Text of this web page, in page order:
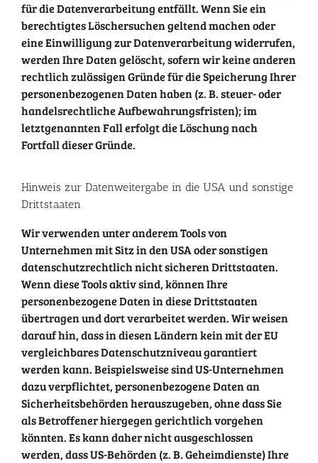
für die Datenverarbeitung entfällt. Wenn Sie ein
berechtigtes Löschersuchen geltend machen oder
eine Einwilligung zur Datenverarbeitung widerrufen,
werden Ihre Daten gelöscht, sofern wir keine anderen
rechtlich zulässigen Gründe für die Speicherung Ihrer
personenbezogenen Daten haben (z. B. steuer- oder
handelsrechtliche Aufbewahrungsfristen); im
letztgenannten Fall erfolgt die Löschung nach
Fortfall dieser Gründe.
Hinweis zur Datenweitergabe in die USA und sonstige
Drittstaaten
Wir verwenden unter anderem Tools von
Unternehmen mit Sitz in den USA oder sonstigen
datenschutzrechtlich nicht sicheren Drittstaaten.
Wenn diese Tools aktiv sind, können Ihre
personenbezogene Daten in diese Drittstaaten
übertragen und dort verarbeitet werden. Wir weisen
darauf hin, dass in diesen Ländern kein mit der EU
vergleichbares Datenschutzniveau garantiert
werden kann. Beispielsweise sind US-Unternehmen
dazu verpflichtet, personenbezogene Daten an
Sicherheitsbehörden herauszugeben, ohne dass Sie
als Betroffener hiergegen gerichtlich vorgehen
könnten. Es kann daher nicht ausgeschlossen
werden, dass US-Behörden (z. B. Geheimdienste) Ihre